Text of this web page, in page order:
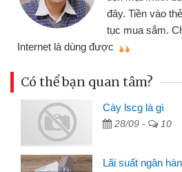
đến website
đã giải quyết
Có thể bạn quan tâm?
Cày lscg là gì
28/09 - 10
Lãi suất ngân